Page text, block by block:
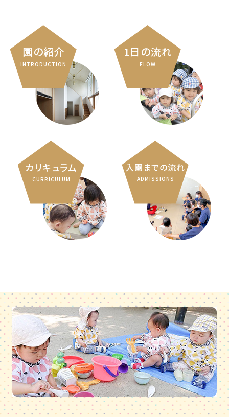
園の紹介
INTRODUCTION
1日の流れ
FLOW
カリキュラム
CURRICULUM
入園までの流れ
ADMISSIONS